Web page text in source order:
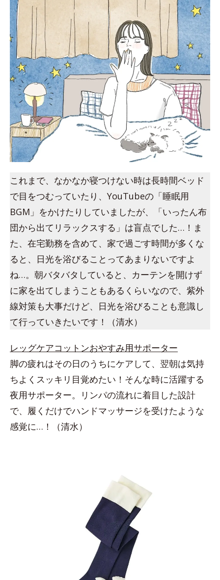
これまで、なかなか寝つけない時は長時間ベッド
で目をつむっていたり、YouTubeの「睡眠用
BGM」をかけたりしていましたが、「いったん布
団から出てリラックスする」は盲点でした…！ま
た、在宅勤務を含めて、家で過ごす時間が多くな
ると、日光を浴びることってあまりないですよ
ね…。朝バタバタしていると、カーテンを開けず
に家を出てしまうこともあるくらいなので、紫外
線対策も大事だけど、日光を浴びることも意識し
て行っていきたいです！（清水）
レッグケアコットンおやすみ用サポーター
脚の疲れはその日のうちにケアして、翌朝は気持
ちよくスッキリ目覚めたい！そんな時に活躍する
夜用サポーター。リンパの流れに着目した設計
で、履くだけでハンドマッサージを受けたような
感覚に…！（清水）